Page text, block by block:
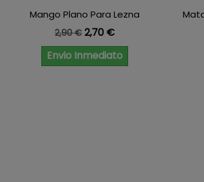
Mango Plano Para Lezna
Precio base
2,90 € Precio
2,70 €
Envio Inmediato